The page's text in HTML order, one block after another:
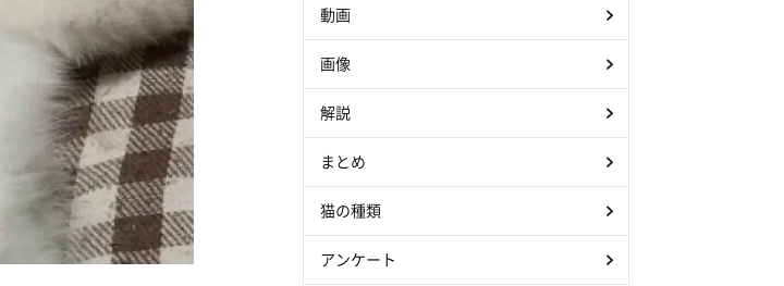
動画
画像
解説
まとめ
猫の種類
アンケート